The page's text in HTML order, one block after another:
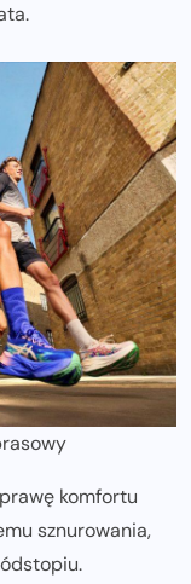
komfortu
sznurowania,